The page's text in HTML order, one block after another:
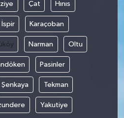
Çat Hınıs
İspir Karaçoban
Narman Oltu
Pasinler
Şenkaya Tekman
Yakutiye